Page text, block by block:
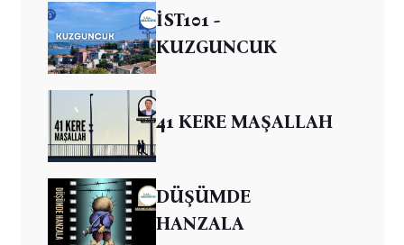
İST101 -
KUZGUNCUK
41 KERE MAŞALLAH
DÜŞÜMDE
HANZALA